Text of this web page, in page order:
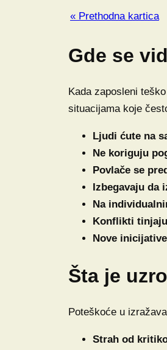
« Prethodna kartica
Gde se
Kada zaposleni
situacijama koje
Ljudi ćute na
Ne koriguju
Povlače se
Izbegavaju da
Na
Konflikti
Nove
Šta je
Poteškoće u
Strah od